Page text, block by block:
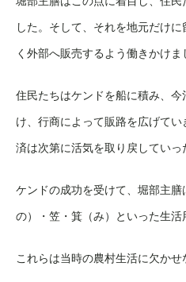
した。そして、それを地元だけ
く外部へ販売するよう働きかけま
住民たちはケンドを船に積み、
け、行商によって販路を広げて
済は次第に活気を取り戻していっ
ケンドの成功を受けて、堀部主
の）・笠・箕（み）といった生活
これらは当時の農村生活に欠かせ